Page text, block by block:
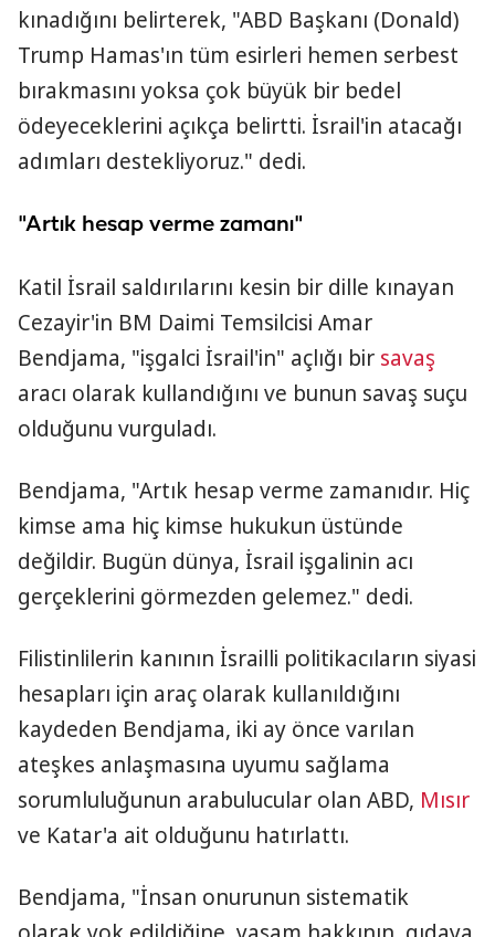
kınadığını belirterek, "ABD Başkanı (Donald)
Trump Hamas'ın tüm esirleri hemen serbest
bırakmasını yoksa çok büyük bir bedel
ödeyeceklerini açıkça belirtti. İsrail'in atacağı
adımları destekliyoruz." dedi.
"Artık hesap verme zamanı"
Katil İsrail saldırılarını kesin bir dille kınayan
Cezayir'in BM Daimi Temsilcisi Amar
Bendjama, "işgalci İsrail'in" açlığı bir savaş
aracı olarak kullandığını ve bunun savaş suçu
olduğunu vurguladı.
Bendjama, "Artık hesap verme zamanıdır. Hiç
kimse ama hiç kimse hukukun üstünde
değildir. Bugün dünya, İsrail işgalinin acı
gerçeklerini görmezden gelemez." dedi.
Filistinlilerin kanının İsrailli politikacıların siyasi
hesapları için araç olarak kullanıldığını
kaydeden Bendjama, iki ay önce varılan
ateşkes anlaşmasına uyumu sağlama
sorumluluğunun arabulucular olan ABD, Mısır
ve Katar'a ait olduğunu hatırlattı.
Bendjama, "İnsan onurunun sistematik